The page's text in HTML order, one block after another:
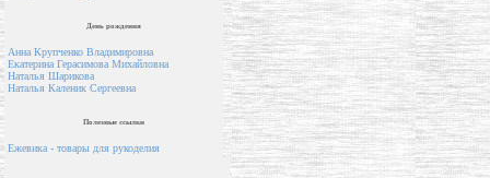
День рождения
Анна Крупченко Владимировна
Екатерина Герасимова Михайловна
Наталья Шарикова
Наталья Каленик Сергеевна
Полезные ссылки
Ежевика - товары для рукоделия